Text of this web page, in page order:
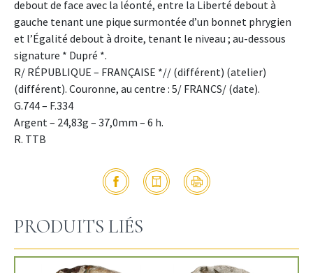
debout de face avec la léonté, entre la Liberté debout à
gauche tenant une pique surmontée d’un bonnet phrygien
et l’Égalité debout à droite, tenant le niveau ; au-dessous
signature * Dupré *.
R/ RÉPUBLIQUE – FRANÇAISE *// (différent) (atelier)
(différent). Couronne, au centre : 5/ FRANCS/ (date).
G.744 – F.334
Argent – 24,83g – 37,0mm – 6 h.
R. TTB
PRODUITS LIÉS